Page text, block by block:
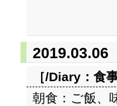
2019.03.06
［/Diary： 食
朝食：ご飯、